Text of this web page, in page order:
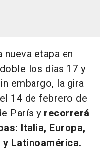
etapa en
los días 17 y
embargo, la gira
14 de febrero de
París y recorrerá
Italia, Europa,
Latinoamérica.